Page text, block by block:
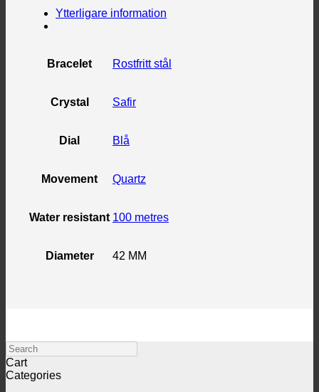
Ytterligare information
Bracelet Rostfritt stål
Crystal Safir
Dial Blå
Movement Quartz
Water resistant 100 metres
Diameter 42 MM
Search
Cart
Categories